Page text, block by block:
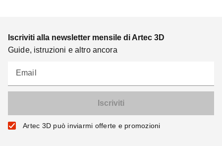
Iscriviti alla newsletter mensile di Artec 3D
Guide, istruzioni e altro ancora
Email
Artec 3D può inviarmi offerte e promozioni